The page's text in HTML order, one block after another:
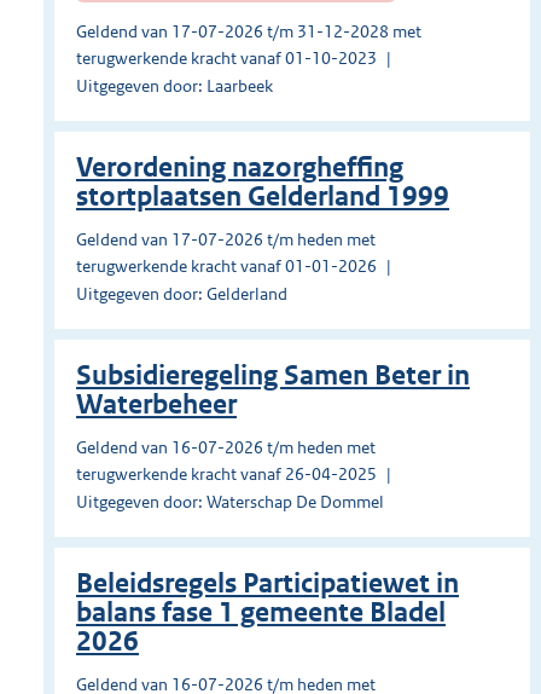
Geldend van 17-07-2026 t/m 31-12-2028 met
terugwerkende kracht vanaf 01-10-2023
Uitgegeven door: Laarbeek
Verordening nazorgheffing
stortplaatsen Gelderland 1999
Geldend van 17-07-2026 t/m heden met
terugwerkende kracht vanaf 01-01-2026
Uitgegeven door: Gelderland
Subsidieregeling Samen Beter in
Waterbeheer
Geldend van 16-07-2026 t/m heden met
terugwerkende kracht vanaf 26-04-2025
Uitgegeven door: Waterschap De Dommel
Beleidsregels Participatiewet in
balans fase 1 gemeente Bladel
2026
Geldend van 16-07-2026 t/m heden met